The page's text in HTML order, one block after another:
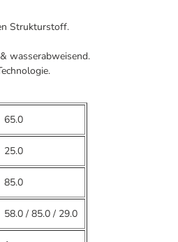
Strukturstoff.
wasserabweisend.
65.0
25.0
85.0
58.0 / 85.0 / 29.0